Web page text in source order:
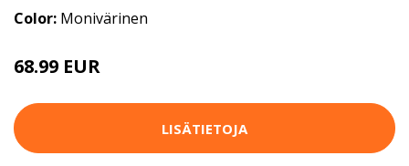
Color: Monivärinen
68.99 EUR
LISÄTIETOJA